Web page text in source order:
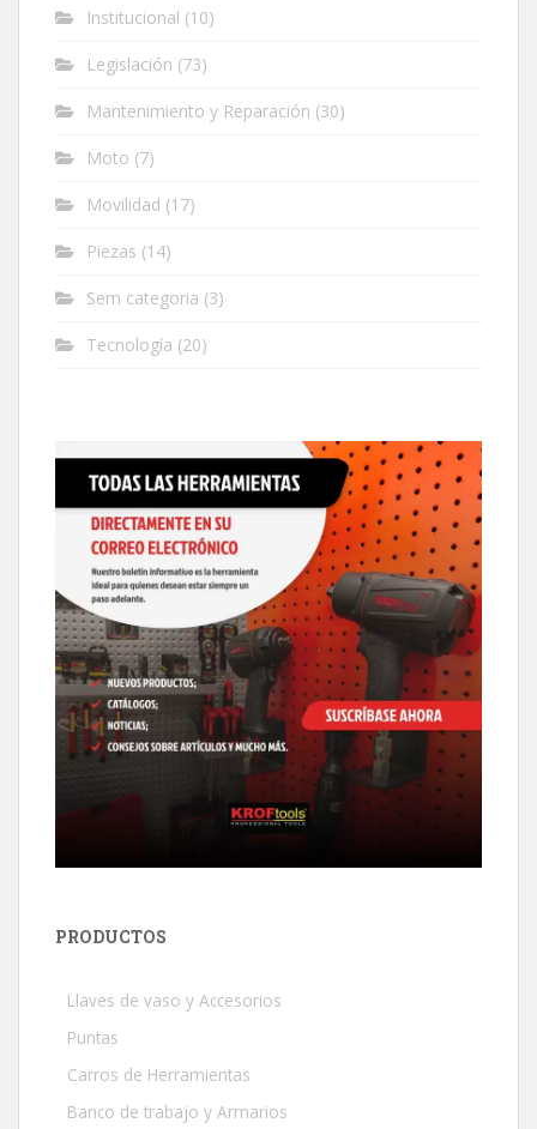
Institucional (10)
Legislación (73)
Mantenimiento y Reparación (30)
Moto (7)
Movilidad (17)
Piezas (14)
Sem categoria (3)
Tecnología (20)
PRODUCTOS
Llaves de vaso y Accesorios
Puntas
Carros de Herramientas
Banco de trabajo y Armarios